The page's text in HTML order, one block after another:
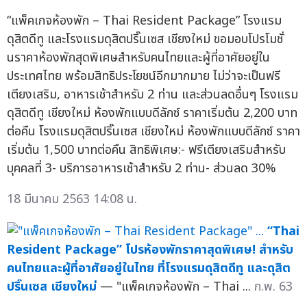
“แพ็คเกจห้องพัก – Thai Resident Package” โรงแรม
ดุสิตดีทู และโรงแรมดุสิตปริ๊นเซส เชียงใหม่ ขอมอบโปรโมชั่
นราคาห้องพักสุดพิเศษสำหรับคนไทยและผู้ที่อาศัยอยู่ใน
ประเทศไทย พร้อมสิทธิประโยชน์อีกมากมาย ไม่ว่าจะเป็นฟรี
เตียงเสริม, อาหารเช้าสำหรับ 2 ท่าน และส่วนลดอื่นๆ โรงแรม
ดุสิตดีทู เชียงใหม่ ห้องพักแบบดีลักซ์ ราคาเริ่มต้น 2,200 บาท
ต่อคืน โรงแรมดุสิตปริ๊นเซส เชียงใหม่ ห้องพักแบบดีลักซ์ ราคา
เริ่มต้น 1,500 บาทต่อคืน สิทธิพิเศษ:- ฟรีเตียงเสริมสำหรับ
บุคคลที่ 3- บริการอาหารเช้าสำหรับ 2 ท่าน- ส่วนลด 30%
18 มีนาคม 2563 14:08 น.
“Thai
Resident Package” โปรห้องพักราคาสุดพิเศษ! สำหรับ
คนไทยและผู้ที่อาศัยอยู่ในไทย ที่โรงแรมดุสิตดีทู และดุสิต
ปริ๊นเซส เชียงใหม่ — "แพ็คเกจห้องพัก – Thai ... ก.พ. 63